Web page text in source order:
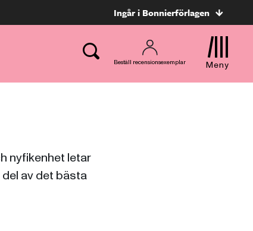
Ingår i Bonnierförlagen
Beställ recensionsexemplar Meny
nyfikenhet letar
av det bästa